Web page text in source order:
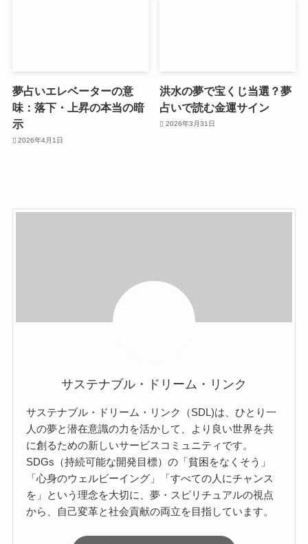
夢占いエレベーターの意
味：落下・上昇の本当の暗
示
2026年4月1日
洪水の夢で宝くじ当選？夢
占いで読む金運サイン
2026年3月31日
サステナブル・ドリーム・リンク
サステナブル・ドリーム・リンク（SDL)は、ひとり一
人の夢と潜在意識の力を活かして、より良い世界を共
に創るための新しいサービスコミュニティです。
SDGs（持続可能な開発目標）の「貧困をなくそう」
「心身のウェルビーイング」「すべての人にチャンス
を」という理念を大切に、夢・スピリチュアルの視点
から、自己変革と社会貢献の両立を目指しています。